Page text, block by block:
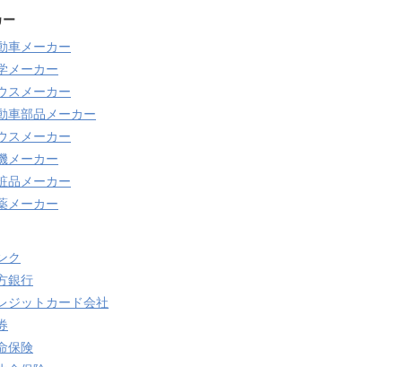
ー
車メーカー
メーカー
スメーカー
車部品メーカー
スメーカー
メーカー
品メーカー
メーカー
ク
銀行
ジットカード会社
保険